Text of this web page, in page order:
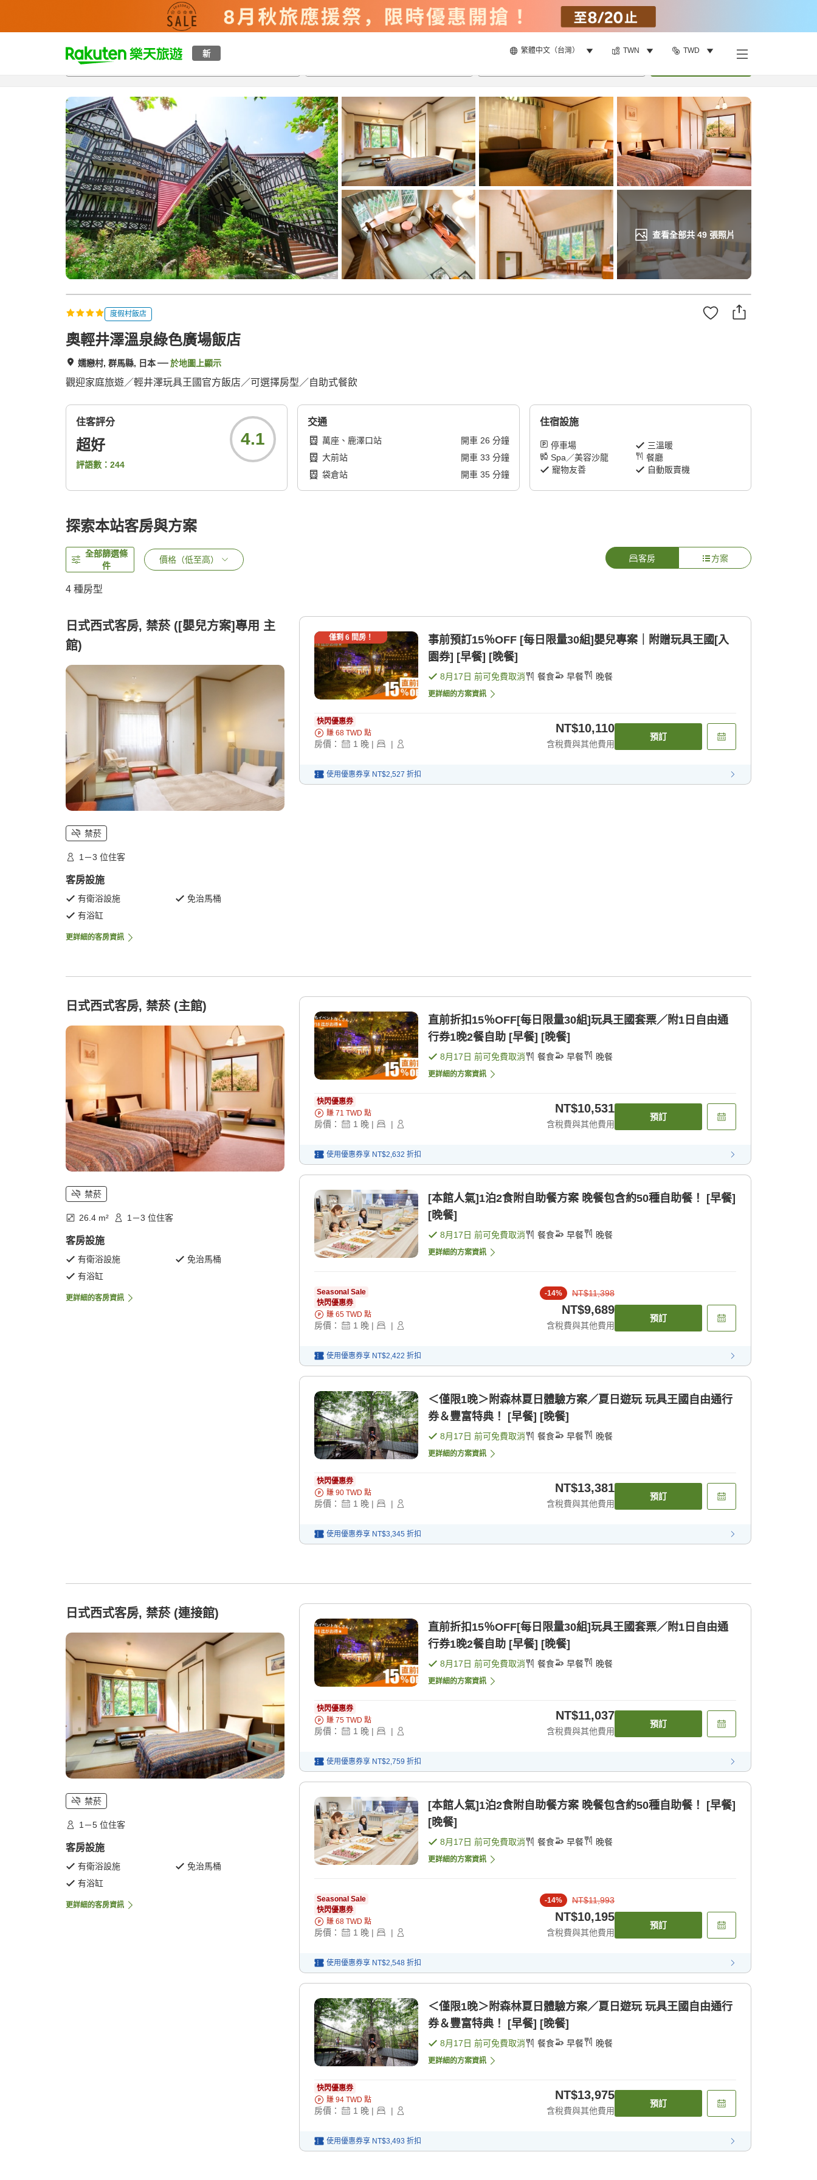
新 繁體中文（台灣） TWN TWD
t
p
a
g
e
_
s
e
a
r
c
h
查看全部共 49張照片
總覽客房與方案評語設施
度假村飯店
奧輕井澤溫泉綠色廣場飯店
嬬戀村, 群馬縣, 日本 於地圖上顯示
觀迎家庭旅遊／輕井澤玩具王國官方飯店／可選擇房型／自助式餐飲
住客評分
超好
評語數： 244
4.1
交通
萬座、鹿澤口站 開車 26 分鐘
大前站
開車 33 分鐘
袋倉站
開車 35分鐘
住宿設施
停車場
三溫暖
Spa／美容沙龍
餐廳
寵物友善
自動販賣機
探索本站客房與方案
全部篩選條
件
價格（低至高） 客房 方案
4 種房型
日式西式客房, 禁菸 ([嬰兒方案]專用 主
館)
禁菸
1－3 位住客
客房設施
有衛浴設施
免治馬桶
有浴缸
更詳細的客房資訊
僅剩 6間房！
事前預訂15％OFF [每日限量30組]嬰兒專案｜附贈玩具王國[入
園券] [早餐] [晚餐]
8月17日 前可免費取消 餐食 早餐 晚餐
更詳細的方案資訊
快閃優惠券
賺 68 TWD 點
房價： 1 晚 | |
NT$10,110
含稅費與其他費用
預訂
使用優惠券享 NT$2,527 折扣
日式西式客房, 禁菸 (主館)
禁菸
26.4 m² 1－3 位住客
客房設施
有衛浴設施
免治馬桶
有浴缸
更詳細的客房資訊
直前折扣15％OFF[每日限量30組]玩具王國套票／附1日自由通
行券1晚2餐自助 [早餐] [晚餐]
8月17日 前可免費取消 餐食 早餐 晚餐
更詳細的方案資訊
快閃優惠券
賺 71 TWD 點
房價： 1 晚 | |
NT$10,531
含稅費與其他費用
預訂
使用優惠券享 NT$2,632 折扣
[本館人氣]1泊2食附自助餐方案 晚餐包含約50種自助餐！ [早餐]
[晚餐]
8月17日 前可免費取消 餐食 早餐 晚餐
更詳細的方案資訊
Seasonal Sale
快閃優惠券
賺 65 TWD 點
房價： 1 晚 | |
-14% NT$11,398
NT$9,689
含稅費與其他費用
預訂
使用優惠券享 NT$2,422 折扣
＜僅限1晚＞附森林夏日體驗方案／夏日遊玩 玩具王國自由通行
券＆豐富特典！ [早餐] [晚餐]
8月17日 前可免費取消 餐食 早餐 晚餐
更詳細的方案資訊
快閃優惠券
賺 90 TWD 點
房價： 1 晚 | |
NT$13,381
含稅費與其他費用
預訂
使用優惠券享 NT$3,345 折扣
日式西式客房, 禁菸 (連接館)
禁菸
1－5 位住客
客房設施
有衛浴設施
免治馬桶
有浴缸
更詳細的客房資訊
直前折扣15％OFF[每日限量30組]玩具王國套票／附1日自由通
行券1晚2餐自助 [早餐] [晚餐]
8月17日 前可免費取消 餐食 早餐 晚餐
更詳細的方案資訊
快閃優惠券
賺 75 TWD 點
房價： 1 晚 | |
NT$11,037
含稅費與其他費用
預訂
使用優惠券享 NT$2,759 折扣
[本館人氣]1泊2食附自助餐方案 晚餐包含約50種自助餐！ [早餐]
[晚餐]
8月17日 前可免費取消 餐食 早餐 晚餐
更詳細的方案資訊
Seasonal Sale
快閃優惠券
賺 68 TWD 點
房價： 1 晚 | |
-14% NT$11,993
NT$10,195
含稅費與其他費用
預訂
使用優惠券享 NT$2,548 折扣
＜僅限1晚＞附森林夏日體驗方案／夏日遊玩 玩具王國自由通行
券＆豐富特典！ [早餐] [晚餐]
8月17日 前可免費取消 餐食 早餐 晚餐
更詳細的方案資訊
快閃優惠券
賺 94 TWD 點
房價： 1 晚 | |
NT$13,975
含稅費與其他費用
預訂
使用優惠券享 NT$3,493 折扣